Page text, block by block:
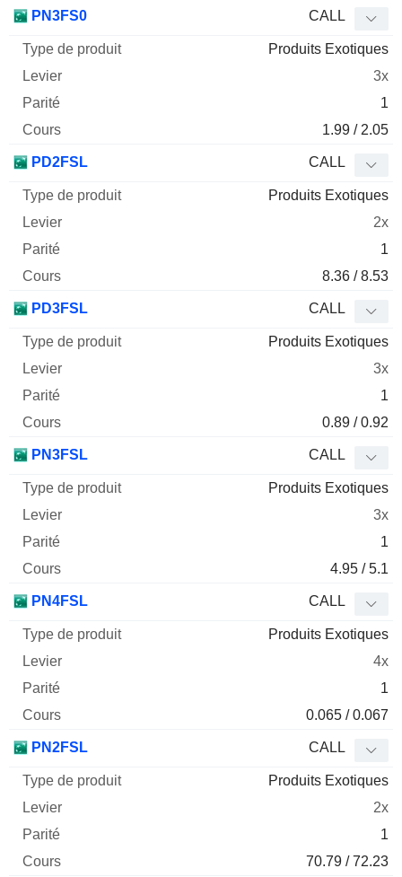
PN3FS0 CALL
Produits Exotiques
3x
1
1.99 / 2.05
PD2FSL CALL
Produits Exotiques
2x
1
8.36 / 8.53
PD3FSL CALL
Produits Exotiques
3x
1
0.89 / 0.92
PN3FSL CALL
Produits Exotiques
3x
1
4.95 / 5.1
PN4FSL CALL
Produits Exotiques
4x
1
0.065 / 0.067
PN2FSL CALL
Produits Exotiques
2x
1
70.79 / 72.23